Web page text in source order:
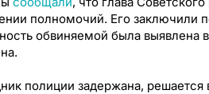
полномочий. Его заключили
обвиняемой была выявлена
полиции задержана,